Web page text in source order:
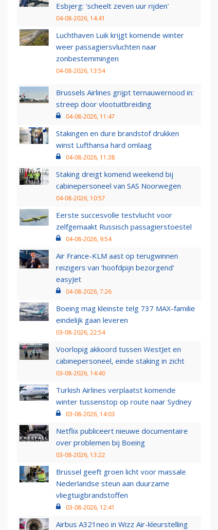
Esbjerg: 'scheelt zeven uur rijden'
04-08-2026, 14:41
Luchthaven Luik krijgt komende winter
weer passagiersvluchten naar
zonbestemmingen
04-08-2026, 13:54
Brussels Airlines grijpt ternauwernood in:
streep door vlootuitbreiding
04-08-2026, 11:47
Stakingen en dure brandstof drukken
winst Lufthansa hard omlaag
04-08-2026, 11:38
Staking dreigt komend weekend bij
cabinepersoneel van SAS Noorwegen
04-08-2026, 10:57
Eerste succesvolle testvlucht voor
zelfgemaakt Russisch passagierstoestel
04-08-2026, 9:54
Air France-KLM aast op terugwinnen
reizigers van ‘hoofdpijn bezorgend’
easyJet
04-08-2026, 7:26
Boeing mag kleinste telg 737 MAX-familie
eindelijk gaan leveren
03-08-2026, 22:54
Voorlopig akkoord tussen WestJet en
cabinepersoneel, einde staking in zicht
03-08-2026, 14:40
Turkish Airlines verplaatst komende
winter tussenstop op route naar Sydney
03-08-2026, 14:03
Netflix publiceert nieuwe documentaire
over problemen bij Boeing
03-08-2026, 13:22
Brussel geeft groen licht voor massale
Nederlandse steun aan duurzame
vliegtuigbrandstoffen
03-08-2026, 12:41
Airbus A321neo in Wizz Air-kleurstelling